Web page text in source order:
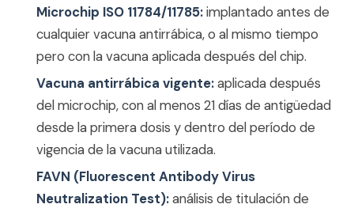
Microchip ISO 11784/11785:implantado antes de
cualquier vacuna antirrábica, o al mismo tiempo
pero con la vacuna aplicada después del chip.
Vacuna antirrábica vigente:aplicada después
del microchip, con al menos 21 días de antigüedad
desde la primera dosis y dentro del período de
vigencia de la vacuna utilizada.
FAVN (Fluorescent Antibody Virus
Neutralization Test):análisis de titulación de